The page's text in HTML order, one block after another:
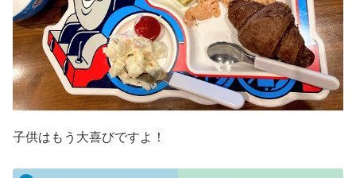
子供はもう大喜びですよ！